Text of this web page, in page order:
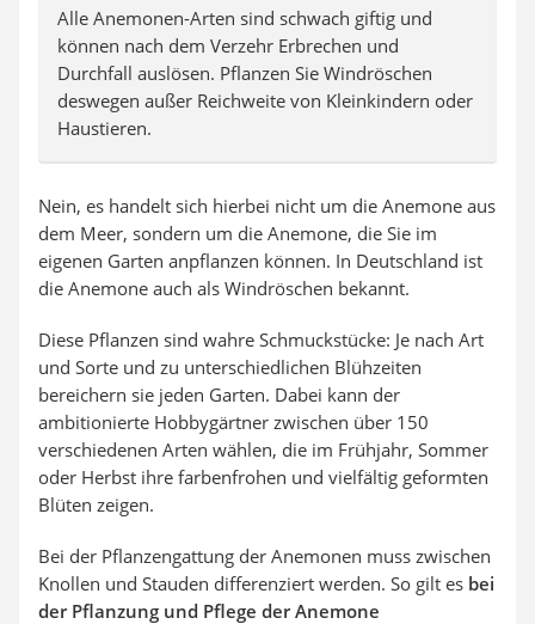
Alle Anemonen-Arten sind schwach giftig und
können nach dem Verzehr Erbrechen und
Durchfall auslösen. Pflanzen Sie Windröschen
deswegen außer Reichweite von Kleinkindern oder
Haustieren.
Nein, es handelt sich hierbei nicht um die Anemone aus
dem Meer, sondern um die Anemone, die Sie im
eigenen Garten anpflanzen können. In Deutschland ist
die Anemone auch als Windröschen bekannt.
Diese Pflanzen sind wahre Schmuckstücke: Je nach Art
und Sorte und zu unterschiedlichen Blühzeiten
bereichern sie jeden Garten. Dabei kann der
ambitionierte Hobbygärtner zwischen über 150
verschiedenen Arten wählen, die im Frühjahr, Sommer
oder Herbst ihre farbenfrohen und vielfältig geformten
Blüten zeigen.
Bei der Pflanzengattung der Anemonen muss zwischen
Knollen und Stauden differenziert werden. So gilt es bei
der Pflanzung und Pflege der Anemone